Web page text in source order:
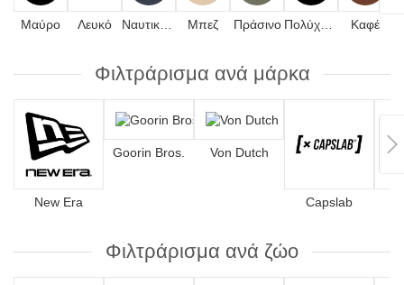
Μαύρο Λευκό Μπεζ Πράσινο Καφέ
Φιλτράρισμα ανά μάρκα
New Era
Goorin Bros. Von Dutch
Capslab
Φιλτράρισμα ανά ζώο